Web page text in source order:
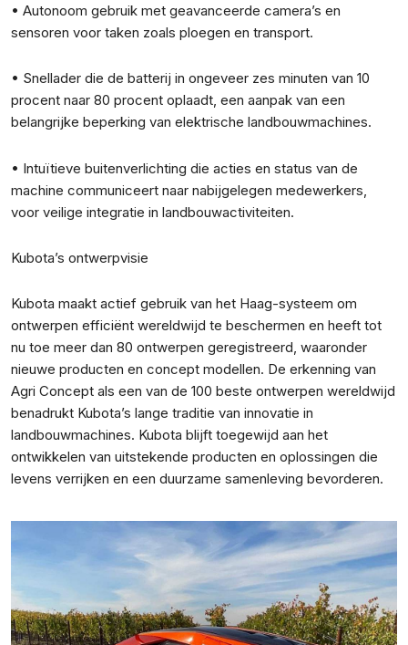
• Autonoom gebruik met geavanceerde camera’s en
sensoren voor taken zoals ploegen en transport.
• Snellader die de batterij in ongeveer zes minuten van 10
procent naar 80 procent oplaadt, een aanpak van een
belangrijke beperking van elektrische landbouwmachines.
• Intuïtieve buitenverlichting die acties en status van de
machine communiceert naar nabijgelegen medewerkers,
voor veilige integratie in landbouwactiviteiten.
Kubota’s ontwerpvisie
Kubota maakt actief gebruik van het Haag-systeem om
ontwerpen efficiënt wereldwijd te beschermen en heeft tot
nu toe meer dan 80 ontwerpen geregistreerd, waaronder
nieuwe producten en concept modellen. De erkenning van
Agri Concept als een van de 100 beste ontwerpen wereldwijd
benadrukt Kubota’s lange traditie van innovatie in
landbouwmachines. Kubota blijft toegewijd aan het
ontwikkelen van uitstekende producten en oplossingen die
levens verrijken en een duurzame samenleving bevorderen.